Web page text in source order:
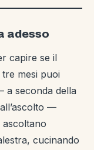
adesso
capire se il
mesi puoi
a seconda della
—
cucinando